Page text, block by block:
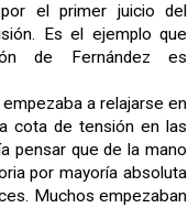
el primer juicio del
Es el ejemplo que
de Fernández es
a relajarse en
cota de tensión en las
pensar que de la mano
por mayoría absoluta
Muchos empezaban